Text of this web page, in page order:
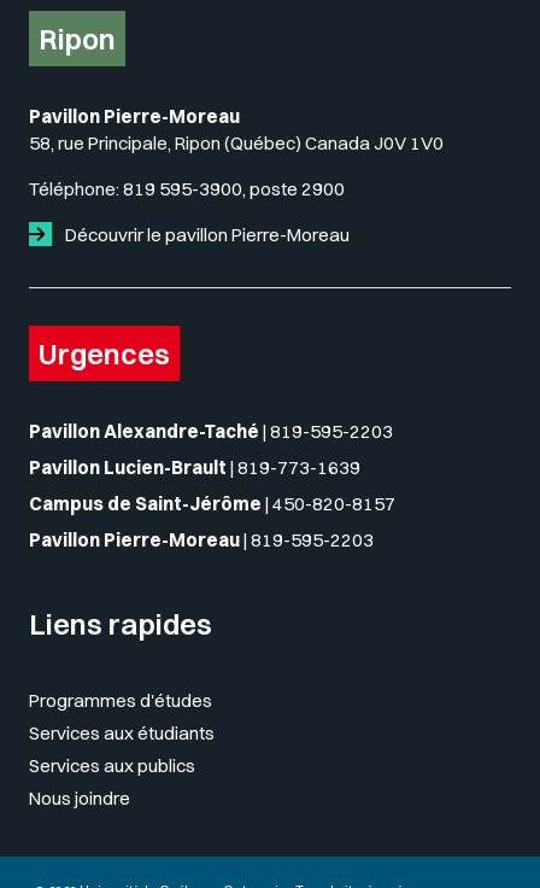
Ripon
Pavillon Pierre-Moreau
58, rue Principale, Ripon (Québec) Canada J0V 1V0
Téléphone: 819 595-3900, poste 2900
Découvrir le pavillon Pierre-Moreau
Urgences
Pavillon Alexandre-Taché | 819-595-2203
Pavillon Lucien-Brault | 819-773-1639
Campus de Saint-Jérôme | 450-820-8157
Pavillon Pierre-Moreau| 819-595-2203
Liens rapides
Programmes d'études
Services aux étudiants
Services aux publics
Nous joindre